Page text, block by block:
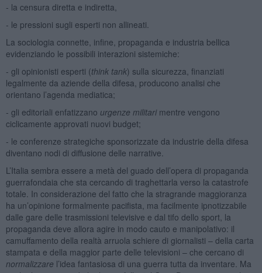
- la censura diretta e indiretta,
- le pressioni sugli esperti non allineati.
La sociologia connette, infine, propaganda e industria bellica
evidenziando le possibili interazioni sistemiche:
- gli opinionisti esperti (think tank) sulla sicurezza, finanziati
legalmente da aziende della difesa, producono analisi che
orientano l’agenda mediatica;
- gli editoriali enfatizzano urgenze militarimentre vengono
ciclicamente approvati nuovi budget;
- le conferenze strategiche sponsorizzate da industrie della difesa
diventano nodi di diffusione delle narrative.
L’Italia sembra essere a metà del guado dell’opera di propaganda
guerrafondaia che sta cercando di traghettarla verso la catastrofe
totale. In considerazione del fatto che la stragrande maggioranza
ha un’opinione formalmente pacifista, ma facilmente ipnotizzabile
dalle gare delle trasmissioni televisive e dal tifo dello sport, la
propaganda deve allora agire in modo cauto e manipolativo: il
camuffamento della realtà arruola schiere di giornalisti – della carta
stampata e della maggior parte delle televisioni – che cercano di
normalizzare l’idea fantasiosa di una guerra tutta da inventare. Ma